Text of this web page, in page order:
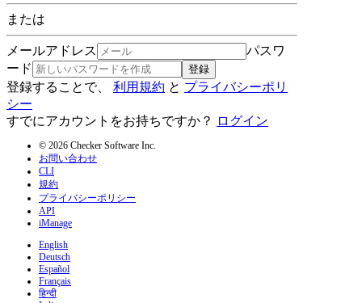
または
メールアドレス
パスワ
ード
登録
登録することで、 利用規約 と プライバシーポリ
シー
すでにアカウントをお持ちですか？
ログイン
© 2026 Checker Software Inc.
お問い合わせ
CLI
規約
プライバシーポリシー
API
iManage
English
Deutsch
Español
Français
हिन्दी